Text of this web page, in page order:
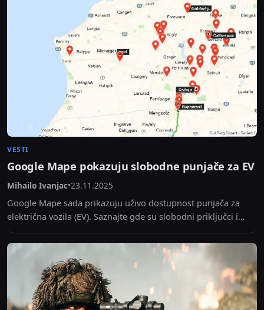
VESTI
Google Mape pokazuju slobodne punjače za EV
Mihailo Ivanjac•23.11.2025
Google Mape sada prikazuju uživo dostupnost punjača za
električna vozila (EV). Saznajte gde su slobodni priključci i
koliko traje punjenje.